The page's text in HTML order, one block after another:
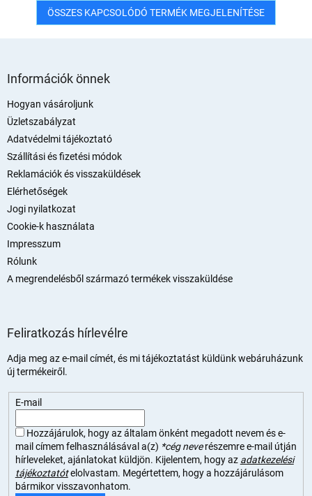
ÖSSZES KAPCSOLÓDÓ TERMÉK MEGJELENÍTÉSE
Információk önnek
Hogyan vásároljunk
Üzletszabályzat
Adatvédelmi tájékoztató
Szállítási és fizetési módok
Reklamációk és visszaküldések
Elérhetőségek
Jogi nyilatkozat
Cookie-k használata
Impresszum
Rólunk
A megrendelésből származó termékek visszaküldése
Feliratkozás hírlevélre
Adja meg az e-mail címét, és mi tájékoztatást küldünk webáruházunk
új termékeiről.
E-mail
Hozzájárulok, hogy az általam önként megadott nevem és e-
mail címem felhasználásával a(z) *cég neverészemre e-mail útján
hírleveleket, ajánlatokat küldjön. Kijelentem, hogy az adatkezelési
tájékoztatót elolvastam. Megértettem, hogy a hozzájárulásom
bármikor visszavonhatom.